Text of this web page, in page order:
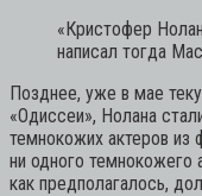
«Кристофер
написал тогда
Позднее, уже в мае
«Одиссеи», Нолана
темнокожих актеров из
ни одного темнокожего
как предполагалось,